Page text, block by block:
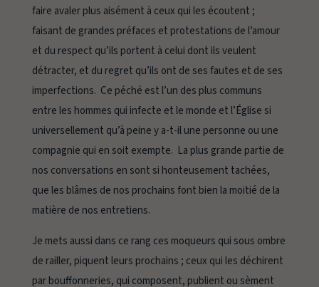
faire avaler plus aisément à ceux qui les écoutent ;
faisant de grandes préfaces et protestations de l’amour
et du respect qu’ils portent à celui dont ils veulent
détracter, et du regret qu’ils ont de ses fautes et de ses
imperfections. Ce péché est l’un des plus communs
entre les hommes qui infecte et le monde et l’Église si
universellement qu’à peine y a-t-il une personne ou une
compagnie qui en soit exempte. La plus grande partie de
nos conversations en sont si honteusement tachées,
que les blâmes de nos prochains font bien la moitié de la
matière de nos entretiens.
Je mets aussi dans ce rang ces moqueurs qui sous ombre
de railler, piquent leurs prochains ; ceux qui les déchirent
par bouffonneries, qui composent, publient ou sèment